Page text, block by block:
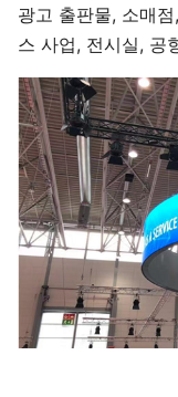
광고 출판물, 소매
스 사업, 전시실, 공